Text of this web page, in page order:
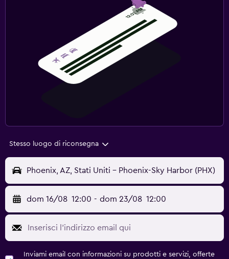
Stesso luogo di riconsegna
Phoenix, AZ, Stati Uniti - Phoenix-Sky Harbor (PHX)
dom 16/08 12:00 - dom 23/08 12:00
Inviami email con informazioni su prodotti e servizi, offerte